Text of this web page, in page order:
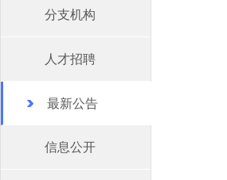
分支机构
人才招聘
最新公告
信息公开